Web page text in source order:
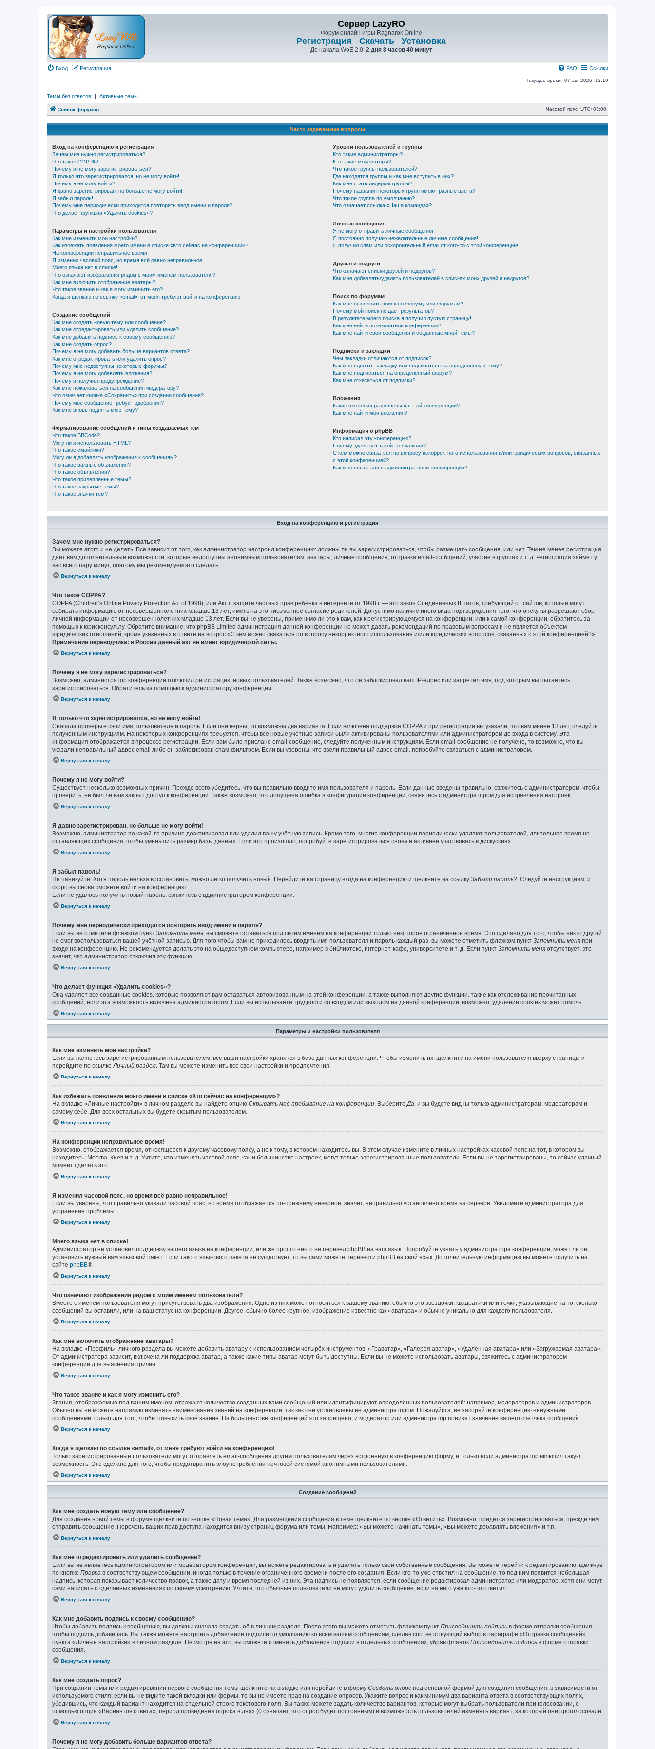
Сервер LazyRO
Форум онлайн игры Ragnarok Online
Регистрация Скачать Установка
До начала WoE 2.0: 2 дня 8 часов 40 минут
Вход Регистрация Ссылки
FAQ
Текущее время: 07 авг 2026, 12:19
Темы без ответов | Активные темы
Список форумов Часовой пояс: UTC+03:00
Часто задаваемые вопросы
Вход на конференцию и регистрация
Зачем мне нужно регистрироваться?
Что такое COPPA?
Почему я не могу зарегистрироваться?
Я только что зарегистрировался, но не могу войти!
Почему я не могу войти?
Я давно зарегистрирован, но больше не могу войти!
Я забыл пароль!
Почему мне периодически приходится повторять ввод имени и пароля?
Что делает функция «Удалить cookies»?
Параметры и настройки пользователя
Как мне изменить мои настройки?
Как избежать появления моего имени в списке «Кто сейчас на конференции»?
На конференции неправильное время!
Я изменил часовой пояс, но время всё равно неправильное!
Моего языка нет в списке!
Что означают изображения рядом с моим именем пользователя?
Как мне включить отображение аватары?
Что такое звание и как я могу изменить его?
Когда я щёлкаю по ссылке «email», от меня требуют войти на конференцию!
Создание сообщений
Как мне создать новую тему или сообщение?
Как мне отредактировать или удалить сообщение?
Как мне добавить подпись к своему сообщению?
Как мне создать опрос?
Почему я не могу добавить больше вариантов ответа?
Как мне отредактировать или удалить опрос?
Почему мне недоступны некоторые форумы?
Почему я не могу добавлять вложения?
Почему я получил предупреждение?
Как мне пожаловаться на сообщения модератору?
Что означает кнопка «Сохранить» при создании сообщения?
Почему моё сообщение требует одобрения?
Как мне вновь поднять мою тему?
Форматирование сообщений и типы создаваемых тем
Что такое BBCode?
Могу ли я использовать HTML?
Что такое смайлики?
Могу ли я добавлять изображения к сообщениям?
Что такое важные объявления?
Что такое объявления?
Что такое прилепленные темы?
Что такое закрытые темы?
Что такое значки тем?
Уровни пользователей и группы
Кто такие администраторы?
Кто такие модераторы?
Что такое группы пользователей?
Где находятся группы и как мне вступить в них?
Как мне стать лидером группы?
Почему названия некоторых групп имеют разные цвета?
Что такое группа по умолчанию?
Что означает ссылка «Наша команда»?
Личные сообщения
Я не могу отправить личные сообщения!
Я постоянно получаю нежелательные личные сообщения!
Я получил спам или оскорбительный email от кого-то с этой конференции!
Друзья и недруги
Что означают списки друзей и недругов?
Как мне добавлять/удалять пользователей в списках моих друзей и недругов?
Поиск по форумам
Как мне выполнить поиск по форуму или форумам?
Почему мой поиск не даёт результатов?
В результате моего поиска я получил пустую страницу!
Как мне найти пользователя конференции?
Как мне найти свои сообщения и созданные мной темы?
Подписки и закладки
Чем закладки отличаются от подписок?
Как мне сделать закладку или подписаться на определённую тему?
Как мне подписаться на определённый форум?
Как мне отказаться от подписки?
Вложения
Какие вложения разрешены на этой конференции?
Как мне найти мои вложения?
Информация о phpBB
Кто написал эту конференцию?
Почему здесь нет такой-то функции?
С кем можно связаться по вопросу некорректного использования и/или юридических вопросов, связанных
с этой конференцией?
Как мне связаться с администратором конференции?
Вход на конференцию и регистрация
Зачем мне нужно регистрироваться?
Вы можете этого и не делать. Всё зависит от того, как администратор настроил конференцию: должны ли вы зарегистрироваться, чтобы размещать сообщения, или нет. Тем не менее регистрация
даёт вам дополнительные возможности, которые недоступны анонимным пользователям: аватары, личные сообщения, отправка email-сообщений, участие в группах и т. д. Регистрация займёт у
вас всего пару минут, поэтому мы рекомендуем это сделать.
Вернуться к началу
Что такое COPPA?
COPPA (Children’s Online Privacy Protection Act of 1998), или Акт о защите частных прав ребёнка в интернете от 1998 г. — это закон Соединённых Штатов, требующий от сайтов, которые могут
собирать информацию от несовершеннолетних младше 13 лет, иметь на это письменное согласие родителей. Допустимо наличие иного вида подтверждения того, что опекуны разрешают сбор
личной информации от несовершеннолетних младше 13 лет. Если вы не уверены, применимо ли это к вам, как к регистрирующемуся на конференции, или к самой конференции, обратитесь за
помощью к юрисконсульту. Обратите внимание, что phpBB Limited администрация данной конференции не может давать рекомендаций по правовым вопросам и не является объектом
юридических отношений, кроме указанных в ответе на вопрос «С кем можно связаться по вопросу некорректного использования и/или юридических вопросов, связанных с этой конференцией?».
Примечание переводчика: в России данный акт не имеет юридической силы.
Вернуться к началу
Почему я не могу зарегистрироваться?
Возможно, администратор конференции отключил регистрацию новых пользователей. Также возможно, что он заблокировал ваш IP-адрес или запретил имя, под которым вы пытаетесь
зарегистрироваться. Обратитесь за помощью к администратору конференции.
Вернуться к началу
Я только что зарегистрировался, но не могу войти!
Сначала проверьте свои имя пользователя и пароль. Если они верны, то возможны два варианта. Если включена поддержка COPPA и при регистрации вы указали, что вам менее 13 лет, следуйте
полученным инструкциям. На некоторых конференциях требуется, чтобы все новые учётные записи были активированы пользователями или администратором до входа в систему. Эта
информация отображается в процессе регистрации. Если вам было прислано email-сообщение, следуйте полученным инструкциям. Если email-сообщение не получено, то возможно, что вы
указали неправильный адрес email либо он заблокирован спам-фильтром. Если вы уверены, что ввели правильный адрес email, попробуйте связаться с администратором.
Вернуться к началу
Почему я не могу войти?
Существует несколько возможных причин. Прежде всего убедитесь, что вы правильно вводите имя пользователя и пароль. Если данные введены правильно, свяжитесь с администратором, чтобы
проверить, не был ли вам закрыт доступ к конференции. Также возможно, что допущена ошибка в конфигурации конференции, свяжитесь с администратором для исправления настроек.
Вернуться к началу
Я давно зарегистрирован, но больше не могу войти!
Возможно, администратор по какой-то причине деактивировал или удалил вашу учётную запись. Кроме того, многие конференции периодически удаляют пользователей, длительное время не
оставляющих сообщения, чтобы уменьшить размер базы данных. Если это произошло, попробуйте зарегистрироваться снова и активнее участвовать в дискуссиях.
Вернуться к началу
Я забыл пароль!
Не паникуйте! Хотя пароль нельзя восстановить, можно легко получить новый. Перейдите на страницу входа на конференцию и щёлкните на ссылку Забыли пароль? . Следуйте инструкциям, и
скоро вы снова сможете войти на конференцию.
Если не удалось получить новый пароль, свяжитесь с администратором конференции.
Вернуться к началу
Почему мне периодически приходится повторять ввод имени и пароля?
Если вы не отметили флажком пункт Запомнить меня , вы сможете оставаться под своим именем на конференции только некоторое ограниченное время. Это сделано для того, чтобы никто другой
не смог воспользоваться вашей учётной записью. Для того чтобы вам не приходилось вводить имя пользователя и пароль каждый раз, вы можете отметить флажком пункт Запомнить меня при
входе на конференцию. Не рекомендуется делать это на общедоступном компьютере, например в библиотеке, интернет-кафе, университете и т. д. Если пункт Запомнить меня отсутствует, это
значит, что администратор отключил эту функцию.
Вернуться к началу
Что делает функция «Удалить cookies»?
Она удаляет все созданные cookies, которые позволяют вам оставаться авторизованным на этой конференции, а также выполняют другие функции, такие как отслеживание прочитанных
сообщений, если эта возможность включена администратором. Если вы испытываете трудности со входом или выходом на данной конференции, возможно, удаление cookies может помочь.
Вернуться к началу
Параметры и настройки пользователя
Как мне изменить мои настройки?
Если вы являетесь зарегистрированным пользователем, все ваши настройки хранятся в базе данных конференции. Чтобы изменить их, щёлкните на имени пользователя вверху страницы и
перейдите по ссылке Личный раздел . Там вы можете изменить все свои настройки и предпочтения.
Вернуться к началу
Как избежать появления моего имени в списке «Кто сейчас на конференции»?
На вкладке «Личные настройки» в личном разделе вы найдёте опцию Скрывать моё пребывание на конференции . Выберите Да , и вы будете видны только администраторам, модераторам и
самому себе. Для всех остальных вы будете скрытым пользователем.
Вернуться к началу
На конференции неправильное время!
Возможно, отображается время, относящееся к другому часовому поясу, а не к тому, в котором находитесь вы. В этом случае измените в личных настройках часовой пояс на тот, в котором вы
находитесь: Москва, Киев и т. д. Учтите, что изменять часовой пояс, как и большинство настроек, могут только зарегистрированные пользователи. Если вы не зарегистрированы, то сейчас удачный
момент сделать это.
Вернуться к началу
Я изменил часовой пояс, но время всё равно неправильное!
Если вы уверены, что правильно указали часовой пояс, но время отображается по-прежнему неверное, значит, неправильно установлено время на сервере. Уведомите администратора для
устранения проблемы.
Вернуться к началу
Моего языка нет в списке!
Администратор не установил поддержку вашего языка на конференции, или же просто никто не перевёл phpBB на ваш язык. Попробуйте узнать у администратора конференции, может ли он
установить нужный вам языковой пакет. Если такого языкового пакета не существует, то вы сами можете перевести phpBB на свой язык. Дополнительную информацию вы можете получить на
сайте phpBB®.
Вернуться к началу
Что означают изображения рядом с моим именем пользователя?
Вместе с именем пользователя могут присутствовать два изображения. Одно из них может относиться к вашему званию, обычно это звёздочки, квадратики или точки, указывающие на то, сколько
сообщений вы оставили, или на ваш статус на конференции. Другое, обычно более крупное, изображение известно как «аватара» и обычно уникально для каждого пользователя.
Вернуться к началу
Как мне включить отображение аватары?
На вкладке «Профиль» личного раздела вы можете добавить аватару с использованием четырёх инструментов: «Граватар», «Галерея аватар», «Удалённая аватара» или «Загружаемая аватара».
От администратора зависит, включена ли поддержка аватар, а также какие типы аватар могут быть доступны. Если вы не можете использовать аватары, свяжитесь с администратором
конференции для выяснения причин.
Вернуться к началу
Что такое звание и как я могу изменить его?
Звания, отображаемые под вашим именем, отражают количество созданных вами сообщений или идентифицируют определённых пользователей: например, модераторов и администраторов.
Обычно вы не можете напрямую изменять наименования званий на конференции, так как они установлены её администратором. Пожалуйста, не засоряйте конференцию ненужными
сообщениями только для того, чтобы повысить своё звание. На большинстве конференций это запрещено, и модератор или администратор понизят значение вашего счётчика сообщений.
Вернуться к началу
Когда я щёлкаю по ссылке «email», от меня требуют войти на конференцию!
Только зарегистрированные пользователи могут отправлять email-сообщения другим пользователям через встроенную в конференцию форму, и только если администратор включил такую
возможность. Это сделано для того, чтобы предотвратить злоупотребления почтовой системой анонимными пользователями.
Вернуться к началу
Создание сообщений
Как мне создать новую тему или сообщение?
Для создания новой темы в форуме щёлкните по кнопке «Новая тема». Для размещения сообщения в теме щёлкните по кнопке «Ответить». Возможно, придётся зарегистрироваться, прежде чем
отправить сообщение. Перечень ваших прав доступа находится внизу страниц форума или темы. Например: «Вы можете начинать темы», «Вы можете добавлять вложения» и т.п.
Вернуться к началу
Как мне отредактировать или удалить сообщение?
Если вы не являетесь администратором или модератором конференции, вы можете редактировать и удалять только свои собственные сообщения. Вы можете перейти к редактированию, щёлкнув
по кнопке Правка в соответствующем сообщении, иногда только в течение ограниченного времени после его создания. Если кто-то уже ответил на сообщение, то под ним появится небольшая
надпись, которая показывает количество правок, а также дату и время последней из них. Эта надпись не появляется, если сообщение редактировал администратор или модератор, хотя они могут
сами написать о сделанных изменениях по своему усмотрению. Учтите, что обычные пользователи не могут удалить сообщение, если на него уже кто-то ответил.
Вернуться к началу
Как мне добавить подпись к своему сообщению?
Чтобы добавить подпись к сообщению, вы должны сначала создать её в личном разделе. После этого вы можете отметить флажком пункт Присоединить подпись в форме отправки сообщения,
чтобы подпись добавилась. Вы также можете настроить добавление подписи по умолчанию ко всем вашим сообщениям, сделав соответствующий выбор в параграфе «Отправка сообщений»
пункта «Личные настройки» в личном разделе. Несмотря на это, вы сможете отменить добавление подписи в отдельных сообщениях, убрав флажок Присоединить подпись в форме отправки
сообщения.
Вернуться к началу
Как мне создать опрос?
При создании темы или редактировании первого сообщения темы щёлкните на вкладке или перейдите в форму Создать опрос под основной формой для создания сообщения, в зависимости от
используемого стиля; если вы не видите такой вкладки или формы, то вы не имеете прав на создание опросов. Укажите вопрос и как минимум два варианта ответа в соответствующих полях,
убедившись, что каждый вариант находится на отдельной строке текстового поля. Вы также можете задать количество вариантов, которые могут выбрать пользователи при голосовании, с
помощью опции «Вариантов ответа», период проведения опроса в днях (0 означает, что опрос будет постоянным) и возможность пользователей изменять вариант, за который они проголосовали.
Вернуться к началу
Почему я не могу добавить больше вариантов ответа?